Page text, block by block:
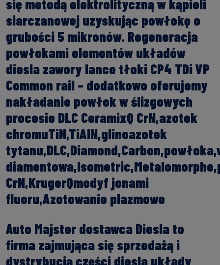
się metodą elektrolityczną w kąpieli
siarczanowej uzyskując powłokę o
grubości 5 mikronów. Regeneracja
powłokami elementów układów
diesla zawory lance tłoki CP4 TDi VP
Common rail – dodatkowo oferujemy
nakładanie powłok w ślizgowych
procesie DLC CeramixQ CrN,azotek
chromuTiN,TiAIN,glinoazotek
CrN,KrugerQmodyf jonami
fluoru,Azotowanie plazmowe
Auto Majster dostawca Diesla to
firma zajmująca się sprzedażą i
dystrybucją części diesla układy